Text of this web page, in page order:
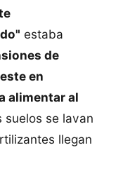
estaba
de
en
alimentar al
suelos se lavan
llegan